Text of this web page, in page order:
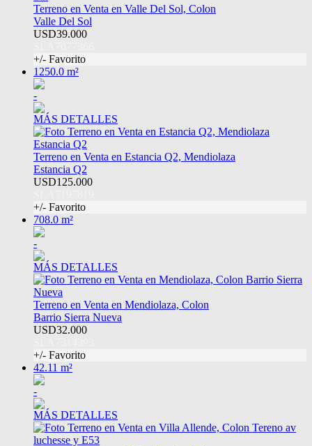
Terreno en Venta en Valle Del Sol, Colon
Valle Del Sol
USD39.000
+/- Favorito
1250.0 m²
-
MÁS DETALLES
Terreno en Venta en Estancia Q2, Mendiolaza
Estancia Q2
USD125.000
+/- Favorito
708.0 m²
-
MÁS DETALLES
Terreno en Venta en Mendiolaza, Colon
Barrio Sierra Nueva
USD32.000
+/- Favorito
42.11 m²
-
MÁS DETALLES